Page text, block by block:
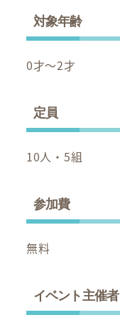
対象年齢
0才～2才
定員
10人・5組
参加費
無料
イベント主催者